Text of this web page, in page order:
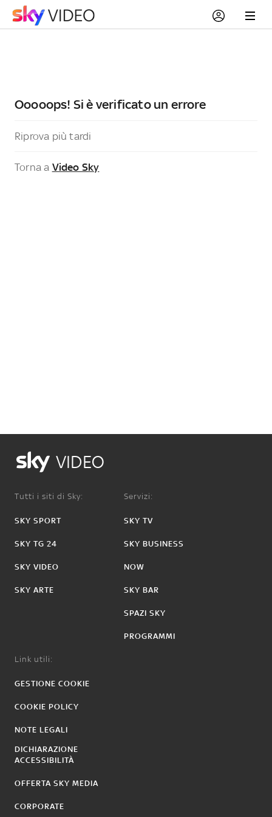
Ooooops! Si è verificato un errore
Riprova più tardi
Torna a Video Sky
VIDEO
Tutti i siti di Sky:
SKY SPORT
SKY TG 24
SKY VIDEO
SKY ARTE
Servizi:
SKY TV
SKY BUSINESS
NOW
SKY BAR
SPAZI SKY
PROGRAMMI
Link utili:
GESTIONE COOKIE
COOKIE POLICY
NOTE LEGALI
DICHIARAZIONE
ACCESSIBILITÀ
OFFERTA SKY MEDIA
CORPORATE